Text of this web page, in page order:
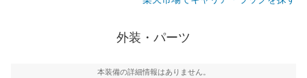
外装・パーツ
本装備の詳細情報はありません。